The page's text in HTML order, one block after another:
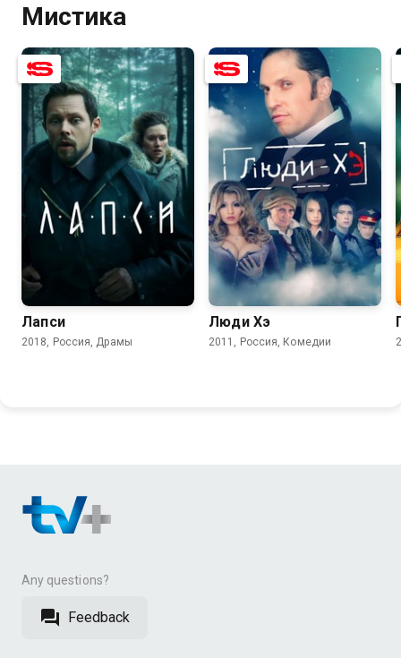
Мистика
7.5
Лапси
2018, Россия, Драмы
5.0 4.9
Люди Хэ
2011, Россия, Комедии
Any questions?
Feedback